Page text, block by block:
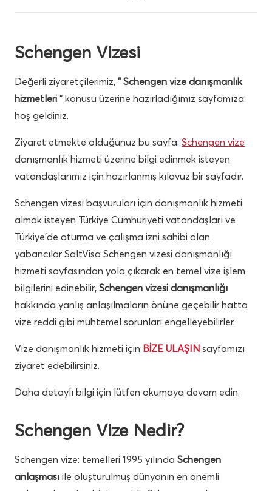
Schengen Vizesi
Değerli ziyaretçilerimiz, ” Schengen vize danışmanlık
hizmetleri ” konusu üzerine hazırladığımız sayfamıza
hoş geldiniz.
Ziyaret etmekte olduğunuz bu sayfa: Schengen vize
danışmanlık hizmeti üzerine bilgi edinmek isteyen
vatandaşlarımız için hazırlanmış kılavuz bir sayfadır.
Schengen vizesi başvuruları için danışmanlık hizmeti
almak isteyen Türkiye Cumhuriyeti vatandaşları ve
Türkiye’de oturma ve çalışma izni sahibi olan
yabancılar SaltVisa Schengen vizesi danışmanlığı
hizmeti sayfasından yola çıkarak en temel vize işlem
bilgilerini edinebilir, Schengen vizesi danışmanlığı
hakkında yanlış anlaşılmaların önüne geçebilir hatta
vize reddi gibi muhtemel sorunları engelleyebilirler.
Vize danışmanlık hizmeti için BİZE ULAŞIN sayfamızı
ziyaret edebilirsiniz.
Daha detaylı bilgi için lütfen okumaya devam edin.
Schengen Vize Nedir?
Schengen vize: temelleri 1995 yılında Schengen
anlaşması ile oluşturulmuş dünyanın en önemli